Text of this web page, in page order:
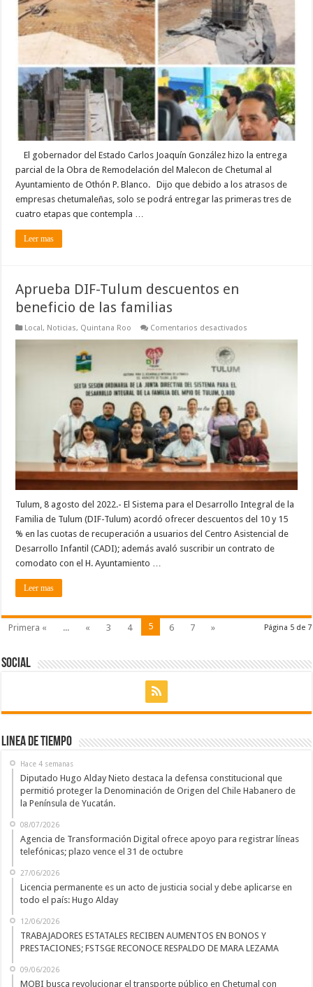
de
empresas
aún
no
concluyen
en
su
totalidad
las
obras
de
remodelación
del
Boulevard
Bahía
de
Chetumal
El gobernador del Estado Carlos Joaquín González hizo la entrega
parcial de la Obra de Remodelación del Malecon de Chetumal al
Ayuntamiento de Othón P. Blanco. Dijo que debido a los atrasos de
empresas chetumaleñas, solo se podrá entregar las primeras tres de
cuatro etapas que contempla …
Leer mas
Aprueba DIF-Tulum descuentos en
beneficio de las familias
Local, Noticias, Quintana Roo Comentarios desactivados
las
familias
Tulum, 8 agosto del 2022.- El Sistema para el Desarrollo Integral de la
Familia de Tulum (DIF-Tulum) acordó ofrecer descuentos del 10 y 15
% en las cuotas de recuperación a usuarios del Centro Asistencial de
Desarrollo Infantil (CADI); además avaló suscribir un contrato de
comodato con el H. Ayuntamiento …
Leer mas
Página 5 de 7
Primera « ... « 3 4 5 6 7 »
Social
Linea de Tiempo
Hace 4 semanas
Diputado Hugo Alday Nieto destaca la defensa constitucional que
permitió proteger la Denominación de Origen del Chile Habanero de
la Península de Yucatán.
08/07/2026
Agencia de Transformación Digital ofrece apoyo para registrar líneas
telefónicas; plazo vence el 31 de octubre
27/06/2026
Licencia permanente es un acto de justicia social y debe aplicarse en
todo el país: Hugo Alday
12/06/2026
TRABAJADORES ESTATALES RECIBEN AUMENTOS EN BONOS Y
PRESTACIONES; FSTSGE RECONOCE RESPALDO DE MARA LEZAMA
09/06/2026
MOBI busca revolucionar el transporte público en Chetumal con